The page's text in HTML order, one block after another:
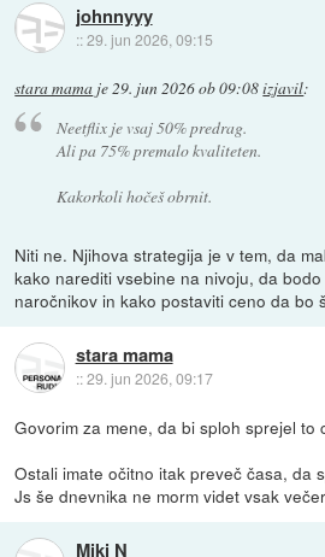
johnnyyy
::29. jun 2026, 09:15
stara mama je 29. jun 2026 ob 09:08izjavil:
Neetflix je vsaj 50% predrag.
Ali pa 75% premalo kvaliteten.
Kakorkoli hočeš obrnit.
Niti ne. Njihova strategija je v tem, da
kako narediti vsebine na nivoju, da
naročnikov in kako postaviti ceno da bo
stara mama
::29. jun 2026, 09:17
Govorim za mene, da bi sploh sprejel to
Ostali imate očitno itak preveč časa, da
Js še dnevnika ne morm videt vsak
Miki N